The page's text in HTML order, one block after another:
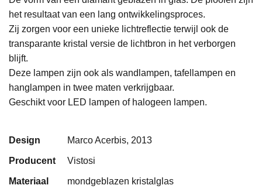
het resultaat van een lang ontwikkelingsproces.
Zij zorgen voor een unieke lichtreflectie terwijl ook de
transparante kristal versie de lichtbron in hetverborgen
blijft.
Deze lampen zijn ook als wandlampen, tafellampen en
hanglampen in twee maten verkrijgbaar.
Geschikt voor LED lampen of halogeen lampen.
Design Marco Acerbis, 2013
Producent Vistosi
Materiaal mondgeblazen kristalglas